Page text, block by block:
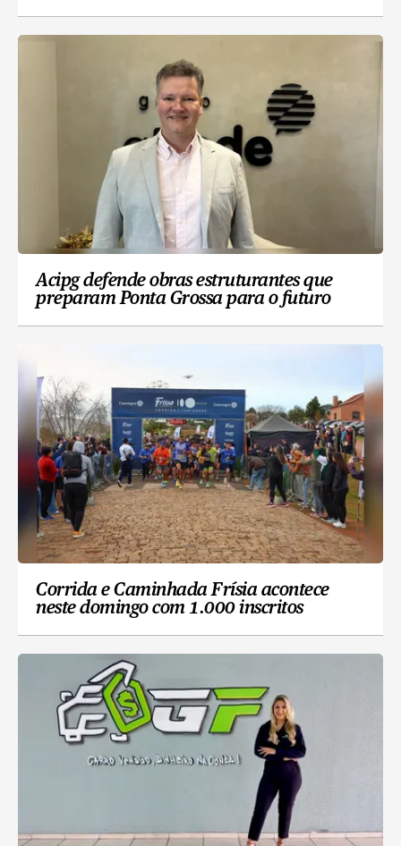
Acipg defende obras estruturantes que
preparam Ponta Grossa para o futuro
Corrida e Caminhada Frísia acontece
neste domingo com 1.000 inscritos